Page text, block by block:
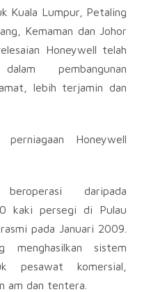
Kuala Lumpur, Petaling
Kemaman dan Johor
Honeywell telah
pembangunan
lebih terjamin dan
Honeywell
daripada
kaki persegi di Pulau
pada Januari 2009.
menghasilkan sistem
pesawat komersial,
am dan tentera.